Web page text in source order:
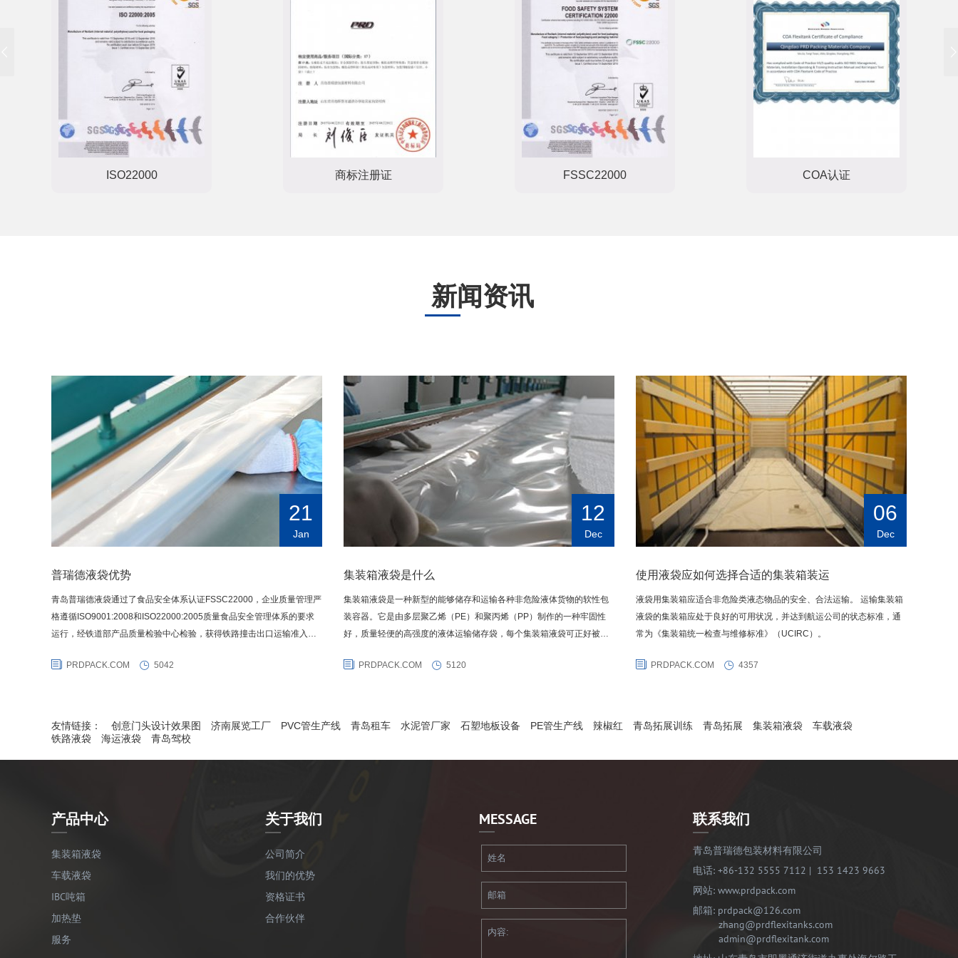
ISO22000 商标注册证 FSSC22000 COA认证
新闻资讯
21
Jan
普瑞德液袋优势
青岛普瑞德液袋通过了食品安全体系认证FSSC22000，企业质量管理严
格遵循ISO9001:2008和ISO22000:2005质量食品安全管理体系的要求
运行，经铁道部产品质量检验中心检验，获得铁路撞击出口运输准入资
（TTCL）国际COA铁路撞击试验和生产检测审核，同时荣获FQML集装
PRDPACK.COM 5042
12
Dec
集装箱液袋是什么
集装箱液袋是一种新型的能够储存和运输各种非危险液体货物的软性包
装容器。它是由多层聚乙烯（PE）和聚丙烯（PP）制作的一种牢固性
好，质量轻便的高强度的液体运输储存袋，每个集装箱液袋可正好被置
000公升液体，将其铺设在标准集装箱内,灌入液体,旋紧灌装口并关闭箱
PRDPACK.COM 5120
06
Dec
使用液袋应如何选择合适的集装箱装运
液袋用集装箱应适合非危险类液态物品的安全、合法运输。 运输集装箱
液袋的集装箱应处于良好的可用状况，并达到航运公司的状态标准，通
常为《集装箱统一检查与维修标准》（UCIRC）。
PRDPACK.COM 4357
友情链接： 创意门头设计效果图 济南展览工厂 PVC管生产线 青岛租车 水泥管厂家 石塑地板设备 PE管生产线 辣椒红 青岛拓展训练 青岛拓展 集装箱液袋
车载液袋
铁路液袋
海运液袋 青岛驾校
产品中心
集装箱液袋
车载液袋
IBC吨箱
加热垫
服务
关于我们
公司简介
我们的优势
资格证书
合作伙伴
MESSAGE 联系我们
青岛普瑞德包装材料有限公司
电话: +86-132 5555 7112 | 153 1423 9663
网站: www.prdpack.com
邮箱: prdpack@126.com
zhang@prdflexitanks.com
admin@prdflexitank.com